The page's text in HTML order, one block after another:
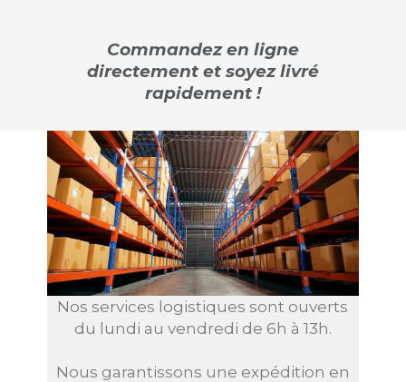
Commandez en ligne
directement et soyez livré
rapidement !
Nos services logistiques sont ouverts
du lundi au vendredi de 6h à 13h.
Nous garantissons une expédition en